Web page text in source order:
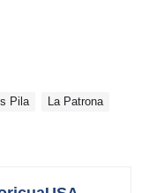
Pila
La Patrona